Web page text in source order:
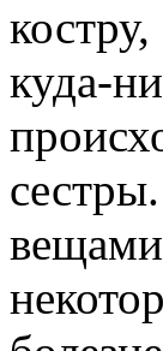
куда-
вещами